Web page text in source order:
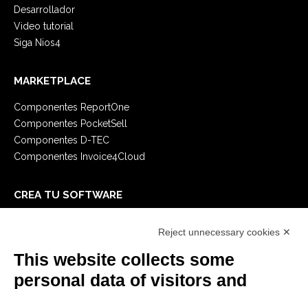
Desarrollador
Video tutorial
Siga Nios4
MARKETPLACE
Componentes ReportOne
Componentes PocketSell
Componentes D-TEC
Componentes Invoice4Cloud
CREA TU SOFTWARE
E-Book
Reject unnecessary cookies ✕
This website collects some
personal data of visitors and